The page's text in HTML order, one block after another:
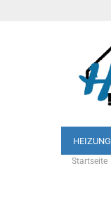
HEIZUNG
Startseite